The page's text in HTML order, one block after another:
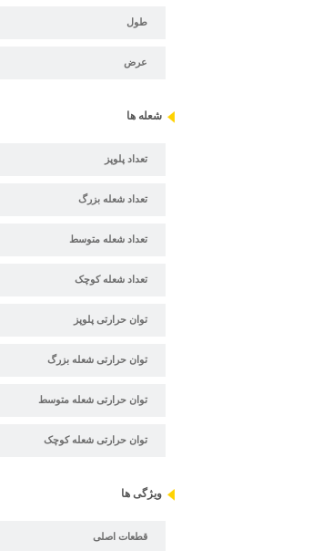
طول
عرض
شعله ها
تعداد پلوپز
تعداد شعله بزرگ
تعداد شعله متوسط
تعداد شعله کوچک
توان حرارتی پلوپز
توان حرارتی شعله بزرگ
توان حرارتی شعله متوسط
توان حرارتی شعله کوچک
ویژگی ها
قطعات اصلی